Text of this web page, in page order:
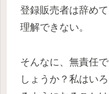
登録販売者は辞め
理解できない。
そんなに、無責任
しょうか？私はい